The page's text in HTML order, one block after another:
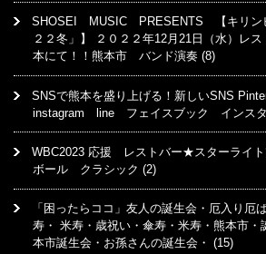
SHOSEI MUSIC PRESENTS 【キリン
２２冬」】 ２０２２年12月21日（水）レ
本にて！！熊本市 バンド演奏 (8)
SNSで熊本を盛り上げる！新しいSNS
instagram line フェイスブック インス
WBC2023 応援 レストバー★スターライ
ボール クラシック (2)
「困ったらココ」友人の誕生会・厄入り厄
寿・ 米寿・歳祝い・傘寿・米寿・熊本市・
本市誕生会・お孫さんの誕生会・ (15)